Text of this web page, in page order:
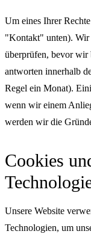
Um eines Ihrer
"Kontakt" unten). Wir
überprüfen, bevor
antworten innerhalb
Regel ein Monat).
wenn wir einem
werden wir die
Cookies
Unsere Website
Technologien, um